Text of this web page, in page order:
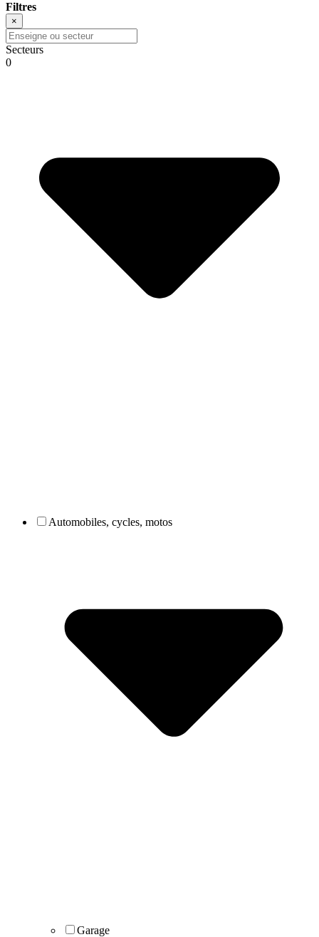
Filtres
×
Secteurs
0
Automobiles, cycles, motos
Garage